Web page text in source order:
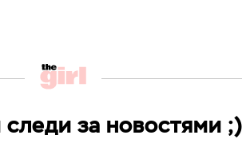
за новостями ;)